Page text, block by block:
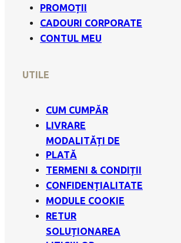
PROMOȚII
CADOURI CORPORATE
CONTUL MEU
UTILE
CUM CUMPĂR
LIVRARE
MODALITĂȚI DE
PLATĂ
TERMENI & CONDIȚII
CONFIDENȚIALITATE
MODULE COOKIE
RETUR
SOLUȚIONAREA